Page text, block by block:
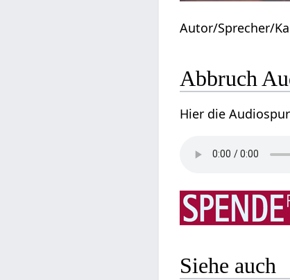
Autor/Sprecher/
Abbruch
Hier die
Siehe auch